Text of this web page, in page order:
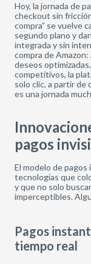
Hoy, la jornada de
checkout sin
compra” se vuelve
segundo plano y
integrada y sin
compra de
deseos
competitivos, la
solo clic, a partir
es una jornada
pagos
El modelo de pagos
tecnologías que
y que no solo
imperceptibles.
Pagos
tiempo real